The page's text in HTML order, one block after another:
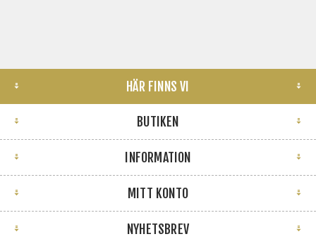
HÄR FINNS VI
BUTIKEN
INFORMATION
MITT KONTO
NYHETSBREV